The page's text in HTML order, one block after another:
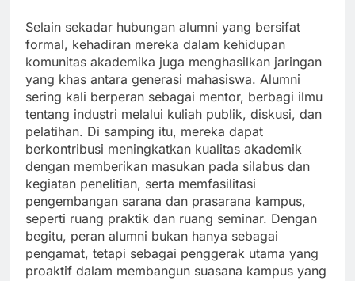
Selain sekadar hubungan alumni yang bersifat
formal, kehadiran mereka dalam kehidupan
komunitas akademika juga menghasilkan jaringan
yang khas antara generasi mahasiswa. Alumni
sering kali berperan sebagai mentor, berbagi ilmu
tentang industri melalui kuliah publik, diskusi, dan
pelatihan. Di samping itu, mereka dapat
berkontribusi meningkatkan kualitas akademik
dengan memberikan masukan pada silabus dan
kegiatan penelitian, serta memfasilitasi
pengembangan sarana dan prasarana kampus,
seperti ruang praktik dan ruang seminar. Dengan
begitu, peran alumni bukan hanya sebagai
pengamat, tetapi sebagai penggerak utama yang
proaktif dalam membangun suasana kampus yang